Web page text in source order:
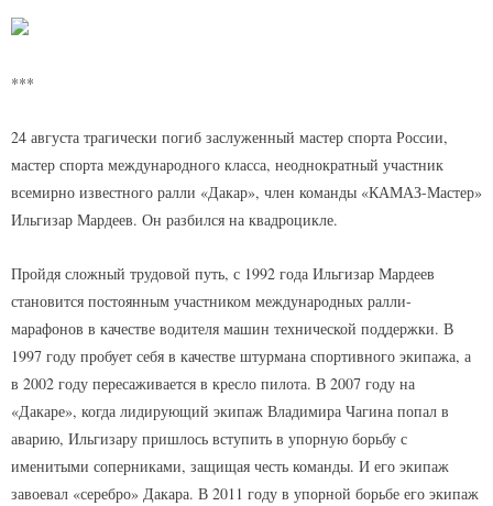
***
24 августа трагически погиб заслуженный мастер спорта России,
мастер спорта международного класса, неоднократный участник
всемирно известного ралли «Дакар», член команды «КАМАЗ-Мастер»
Ильгизар Мардеев. Он разбился на квадроцикле.
Пройдя сложный трудовой путь, с 1992 года Ильгизар Мардеев
становится постоянным участником международных ралли-
марафонов в качестве водителя машин технической поддержки. В
1997 году пробует себя в качестве штурмана спортивного экипажа, а
в 2002 году пересаживается в кресло пилота. В 2007 году на
«Дакаре», когда лидирующий экипаж Владимира Чагина попал в
аварию, Ильгизару пришлось вступить в упорную борьбу с
именитыми соперниками, защищая честь команды. И его экипаж
завоевал «серебро» Дакара. В 2011 году в упорной борьбе его экипаж